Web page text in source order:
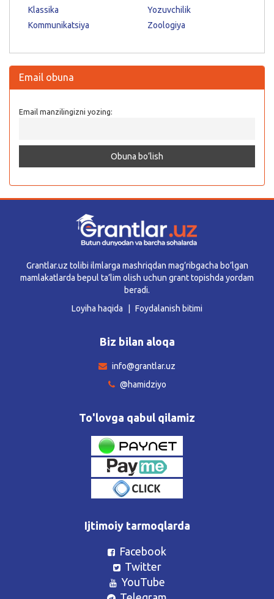
Klassika
Kommunikatsiya
Yozuvchilik
Zoologiya
Email obuna
Email manzilingizni yozing:
Grantlar.uz tolibi ilmlarga mashriqdan mag’ribgacha bo’lgan
mamlakatlarda bepul ta’lim olish uchun grant topishda yordam
beradi.
Loyiha haqida
Foydalanish bitimi
Biz bilan aloqa
info@grantlar.uz
@hamidziyo
To'lovga qabul qilamiz
Ijtimoiy tarmoqlarda
Facebook
Twitter
YouTube